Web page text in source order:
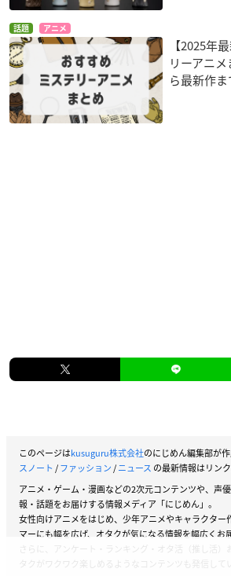
話題 アニメ
【2025年
リーアニ
ら最新作
このページはkusuguru株式会社のにじめん編集部が
スノート /ファッション/ニュース の最新情報はリン
アニメ・ゲーム・漫画などの2次元コンテンツや、声
報・話題をお届けする情報メディア「にじめん」。
女性向けアニメをはじめ、少年アニメやキャラクター
マーにも幅を広げ、オタクが気になる情報を幅広くお
さらに、アンケート・ランキング・オタ活（推し活）
タクがワクワク楽しめるようなコンテンツも発信して